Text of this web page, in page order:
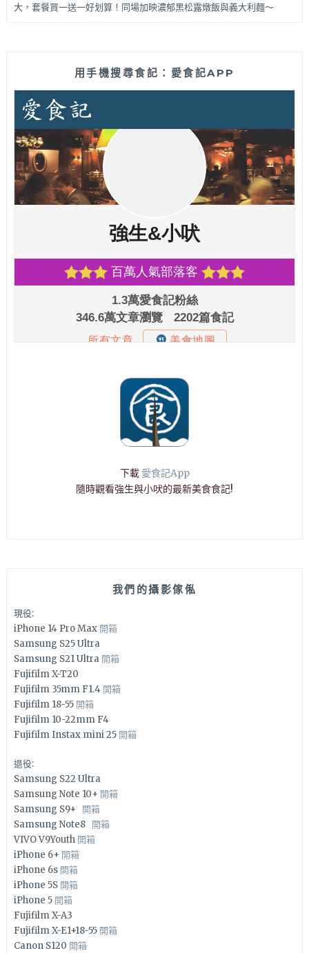
大，套餐買一送一好划算！同場加映濃郁黑松露燉飯與義大利麵～
用手機搜尋食記：愛食記APP
下載 愛食記App
隨時觀看強生與小吠的最新美食食記!
我們的攝影傢俬
現役:
iPhone 14 Pro Max 開箱
Samsung S25 Ultra
Samsung S21 Ultra 開箱
Fujifilm X-T20
Fujifilm 35mm F1.4 開箱
Fujifilm 18-55 開箱
Fujifilm 10-22mm F4
Fujifilm Instax mini 25 開箱
退役:
Samsung S22 Ultra
Samsung Note 10+ 開箱
Samsung S9+ 開箱
Samsung Note8 開箱
VIVO V9Youth 開箱
iPhone 6+ 開箱
iPhone 6s 開箱
iPhone 5S 開箱
iPhone 5 開箱
Fujifilm X-A3
Fujifilm X-E1+18-55 開箱
Canon S120 開箱